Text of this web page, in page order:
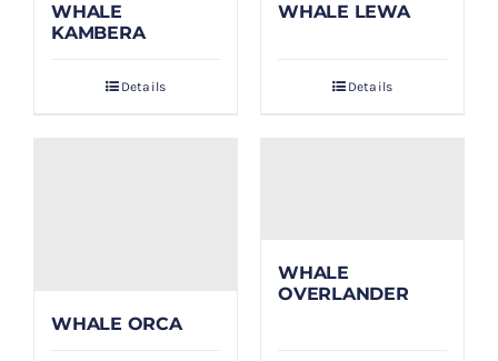
WHALE
KAMBERA
Details
WHALE LEWA
Details
WHALE ORCA
WHALE
OVERLANDER